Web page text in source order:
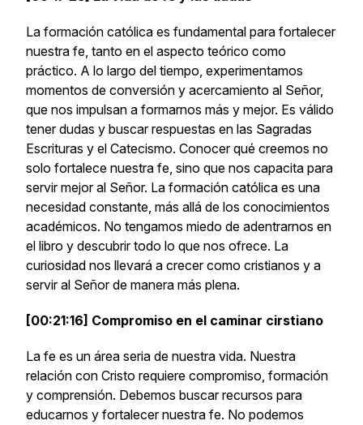
La formación católica es fundamental para fortalecer
nuestra fe, tanto en el aspecto teórico como
práctico. A lo largo del tiempo, experimentamos
momentos de conversión y acercamiento al Señor,
que nos impulsan a formarnos más y mejor. Es válido
tener dudas y buscar respuestas en las Sagradas
Escrituras y el Catecismo. Conocer qué creemos no
solo fortalece nuestra fe, sino que nos capacita para
servir mejor al Señor. La formación católica es una
necesidad constante, más allá de los conocimientos
académicos. No tengamos miedo de adentrarnos en
el libro y descubrir todo lo que nos ofrece. La
curiosidad nos llevará a crecer como cristianos y a
servir al Señor de manera más plena.
[00:21:16] Compromiso en el caminar cirstiano
La fe es un área seria de nuestra vida. Nuestra
relación con Cristo requiere compromiso, formación
y comprensión. Debemos buscar recursos para
educarnos y fortalecer nuestra fe. No podemos